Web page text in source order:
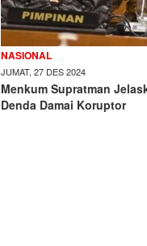
NASIONAL
JUMAT, 27 DES 2024
Menkum Supratman
Denda Damai Koruptor